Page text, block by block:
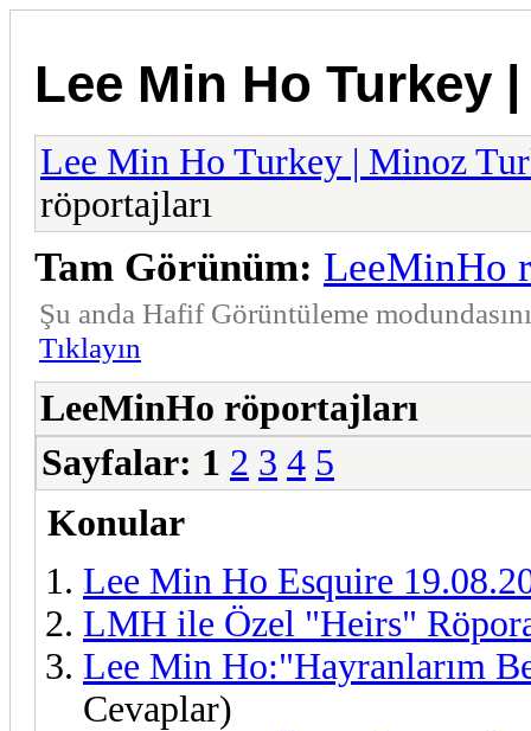
Lee Min Ho Turkey
Lee Min Ho Turkey | Minoz
röportajları
Tam Görünüm: LeeMinHo
Şu anda Hafif Görüntüleme
Tıklayın
LeeMinHo röportajları
Sayfalar: 1 2 3 4 5
Konular
Lee Min Ho Esquire
LMH ile Özel "Heirs"
Lee Min Ho:"Hayranlarım
Cevaplar)